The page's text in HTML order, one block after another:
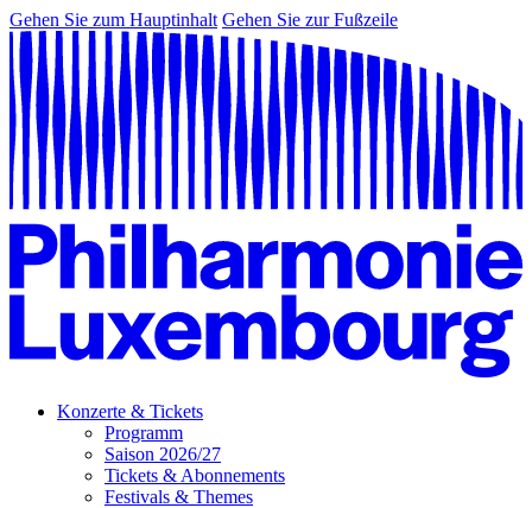
Gehen Sie zum Hauptinhalt Gehen Sie zur Fußzeile
Konzerte & Tickets
Programm
Saison 2026/27
Tickets & Abonnements
Festivals & Themes